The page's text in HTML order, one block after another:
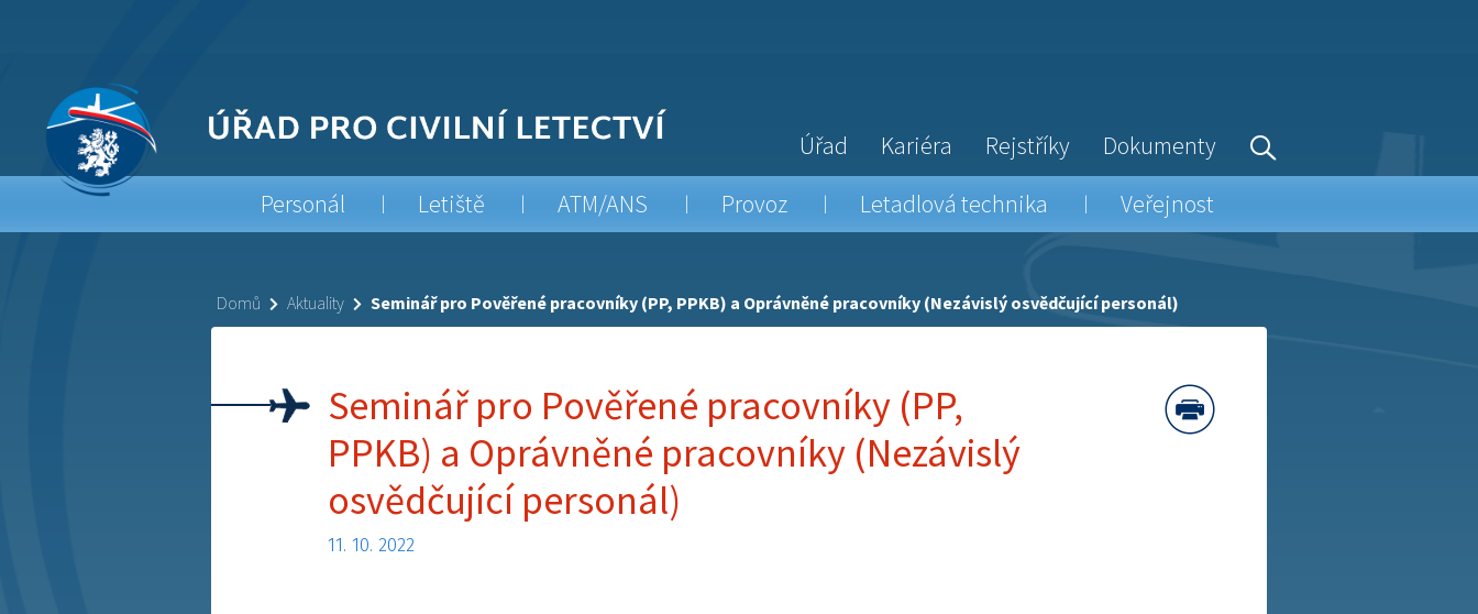
Úřad Kariéra Rejstříky
Dokumenty
Personál
Letiště ATM/ANS Provoz Letadlová technika Veřejnost
Domů Aktuality Seminář pro Pověřené pracovníky (PP, PPKB) a Oprávněné pracovníky (Nezávislý osvědčující personál)
Seminář pro Pověřené pracovníky (PP,
PPKB) a Oprávněné pracovníky (Nezávislý
osvědčující personál)
11. 10. 2022